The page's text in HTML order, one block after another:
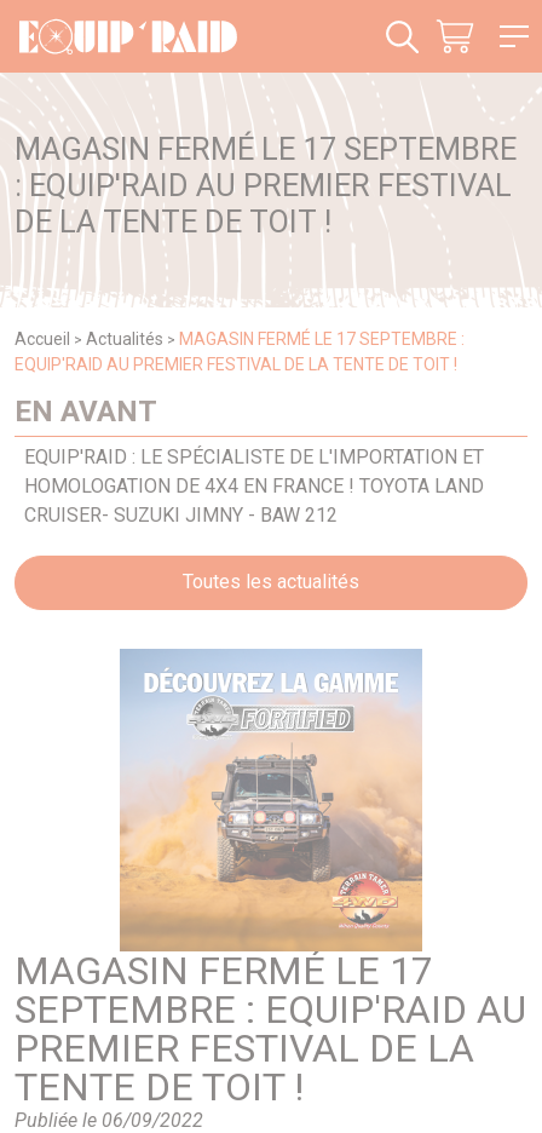
MAGASIN FERMÉ LE 17 SEPTEMBRE
: EQUIP'RAID AU PREMIER FESTIVAL
DE LA TENTE DE TOIT !
Accueil > Actualités > MAGASIN FERMÉ LE 17 SEPTEMBRE :
EQUIP'RAID AU PREMIER FESTIVAL DE LA TENTE DE TOIT !
EN AVANT
EQUIP'RAID : LE SPÉCIALISTE DE L'IMPORTATION ET
HOMOLOGATION DE 4X4 EN FRANCE ! TOYOTA LAND
CRUISER- SUZUKI JIMNY - BAW 212
Toutes les actualités
MAGASIN FERMÉ LE 17
SEPTEMBRE : EQUIP'RAID AU
PREMIER FESTIVAL DE LA
TENTE DE TOIT !
Publiée le 06/09/2022
Panneau de gestion des cookies